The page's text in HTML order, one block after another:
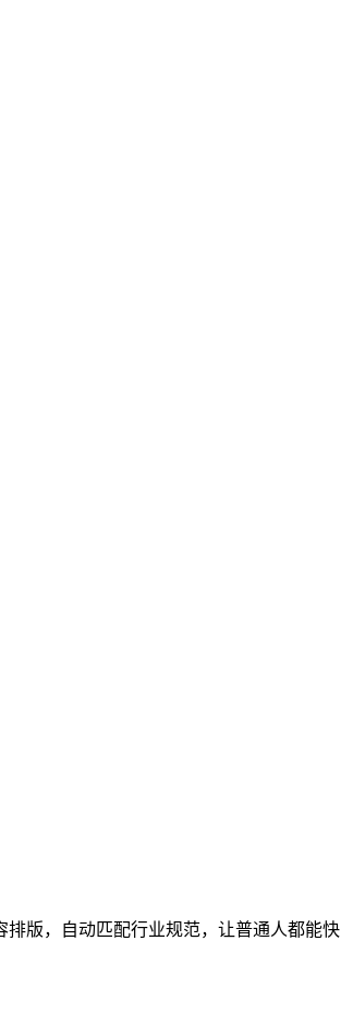
版，自动匹配行业规范，让普通人都能快